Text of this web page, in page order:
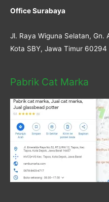
Office Surabaya
Jl. Raya Wiguna Selatan, Gn.
Kota SBY, Jawa Timur 60294
Pabrik Cat Marka